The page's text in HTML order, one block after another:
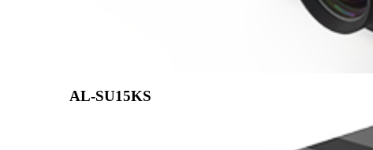
AL-SU15KS